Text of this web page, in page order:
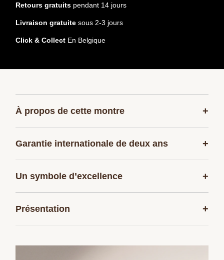
Retours gratuits pendant 14 jours
Livraison gratuite sous 2-3 jours
Click & Collect En Belgique
À propos de cette montre +
Garantie internationale de deux ans +
Un symbole d’excellence +
Présentation +